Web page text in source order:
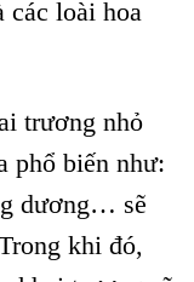
các loài hoa
trương nhỏ
phổ biến như:
dương… sẽ
khi đó,